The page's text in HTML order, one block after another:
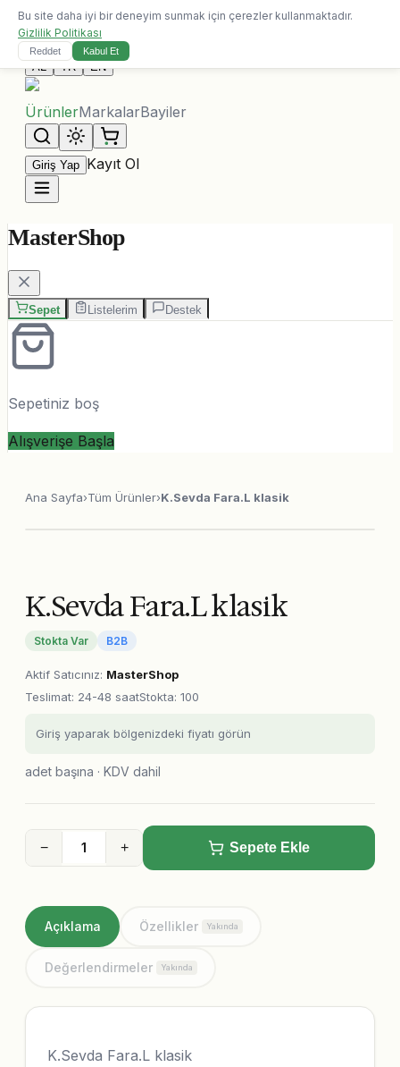
10.000 ALL üzeri siparişlerde ücretsiz kargo
Bize Ulaşın
AL TR EN
ÜrünlerMarkalarBayiler
Giriş Yap Kayıt Ol
MasterShop
Sepet Listelerim Destek
Sepetiniz boş
Alışverişe Başla
Ana Sayfa›Tüm Ürünler›K.Sevda Fara.L klasik
K.Sevda Fara.L klasik
Stokta Var B2B
Aktif Satıcınız: MasterShop
Teslimat: 24-48 saatStokta: 100
Giriş yaparak bölgenizdeki fiyatı görün
adet başına · KDV dahil
− + Sepete Ekle
Açıklama Özellikler Yakında
Değerlendirmeler Yakında
K.Sevda Fara.L klasik
Bu site daha iyi bir deneyim sunmak için çerezler kullanmaktadır.
Gizlilik Politikası
Reddet Kabul Et